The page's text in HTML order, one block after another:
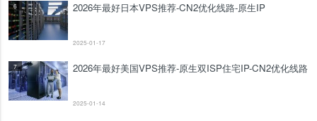
6 2026年最好日本VPS推荐-CN2优化线路-原生IP
2025-01-17
7 2026年最好美国VPS推荐-原生双ISP住宅IP-CN2优化线路
2025-01-14